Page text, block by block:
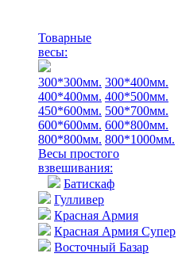
Товарные
весы:
300*300мм. 300*400мм.
400*400мм. 400*500мм.
450*600мм. 500*700мм.
600*600мм. 600*800мм.
800*800мм. 800*1000мм.
Весы простого
взвешивания:
Батискаф
Гулливер
Красная Армия
Красная Армия Супер
Восточный Базар